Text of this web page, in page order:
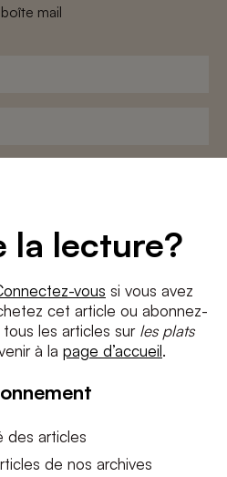
la lecture?
vous si vous avez
cet article ou abonnez-
les articles sur les plats
à la page d’accueil.
des articles
de nos archives
mail
etla politique de confidentialité